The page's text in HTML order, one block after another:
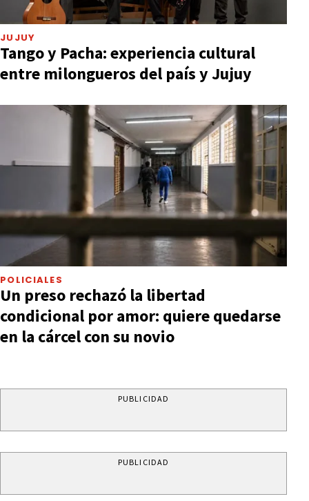
JUJUY
Tango y Pacha: experiencia cultural
entre milongueros del país y Jujuy
POLICIALES
Un preso rechazó la libertad
condicional por amor: quiere quedarse
en la cárcel con su novio
PUBLICIDAD
PUBLICIDAD